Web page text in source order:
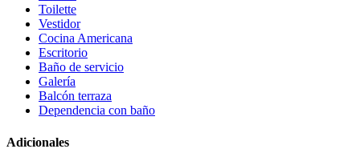
Toilette
Vestidor
Cocina Americana
Escritorio
Baño de servicio
Galería
Balcón terraza
Dependencia con baño
Adicionales